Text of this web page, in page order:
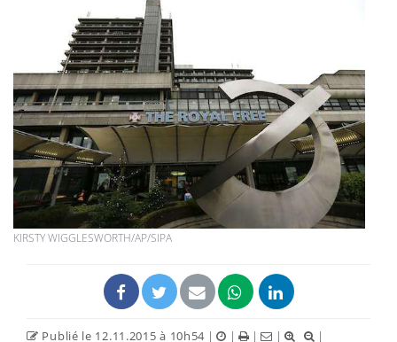
KIRSTY WIGGLESWORTH/AP/SIPA
Publié le 12.11.2015 à 10h54 | | | |
|